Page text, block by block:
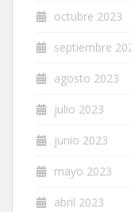
octubre 2023
septiembre
agosto 2023
julio 2023
junio 2023
mayo 2023
abril 2023